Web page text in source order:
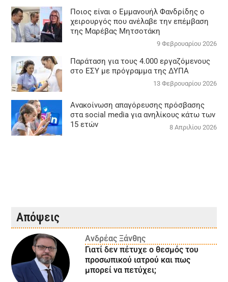
Ποιος είναι ο Εμμανουήλ Φανδρίδης ο
χειρουργός που ανέλαβε την επέμβαση
της Μαρέβας Μητσοτάκη
9 Φεβρουαρίου 2026
Παράταση για τους 4.000 εργαζόμενους
στο ΕΣΥ με πρόγραμμα της ΔΥΠΑ
13 Φεβρουαρίου 2026
Ανακοίνωση απαγόρευσης πρόσβασης
στα social media για ανηλίκους κάτω των
15 ετών
8 Απριλίου 2026
Απόψεις
Ανδρέας Ξάνθης
Γιατί δεν πέτυχε ο θεσμός του
προσωπικού ιατρού και πως
μπορεί να πετύχει;